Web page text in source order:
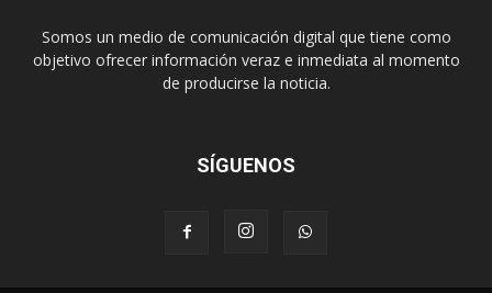
Somos un medio de comunicación digital que tiene como
objetivo ofrecer información veraz e inmediata al momento
de producirse la noticia.
SÍGUENOS